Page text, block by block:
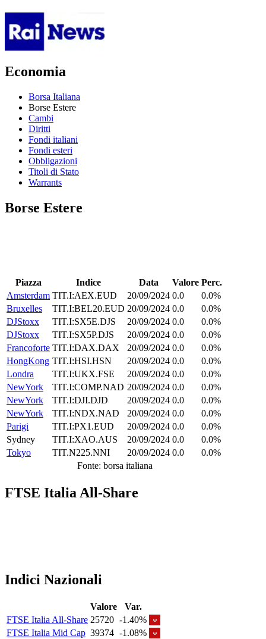
Economia
Borsa Italiana
Borse Estere
Cambi
Diritti
Fondi italiani
Fondi esteri
Obbligazioni
Titoli di Stato
Warrants
Borse Estere
Piazza Indice Data Valore Perc.
Amsterdam TIT.I:AEX.EUD 20/09/2024 0.0
0.0%
Bruxelles
TIT.I:BEL20.EUD 20/09/2024 0.0
0.0%
DJStoxx
TIT.I:SX5E.DJS 20/09/2024 0.0
0.0%
DJStoxx
TIT.I:SX5P.DJS 20/09/2024 0.0
0.0%
Francoforte TIT.I:DAX.DAX 20/09/2024 0.0
0.0%
HongKong TIT.I:HSI.HSN 20/09/2024 0.0
0.0%
Londra
TIT.I:UKX.FSE 20/09/2024 0.0
0.0%
NewYork
TIT.I:COMP.NAD 20/09/2024 0.0
0.0%
NewYork
TIT.I:DJI.DJD 20/09/2024 0.0
0.0%
NewYork
TIT.I:NDX.NAD 20/09/2024 0.0
0.0%
Parigi
TIT.I:PX1.EUD 20/09/2024 0.0
0.0%
Sydney
TIT.I:XAO.AUS 20/09/2024 0.0
0.0%
Tokyo
TIT.N225.NNI 20/09/2024 0.0
0.0%
Fonte: borsa italiana
FTSE Italia All-Share
Indici Nazionali
Valore
Var.
FTSE Italia All-Share 25720 -1.40%
FTSE Italia Mid Cap 39374 -1.08%